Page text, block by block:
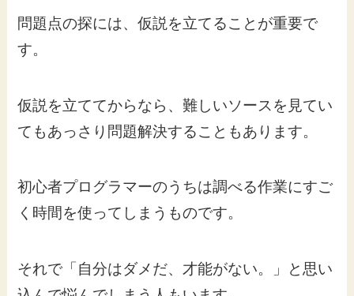
問題点の探には、仮説を立てることが重要で
す。
仮説を立ててからなら、難しいソースを見てい
てもあっさり問題解決することもあります。
初心者プログラマーのうちは調べる作業にすご
く時間を使ってしまうものです。
それで「自分はダメだ、才能がない。」と思い